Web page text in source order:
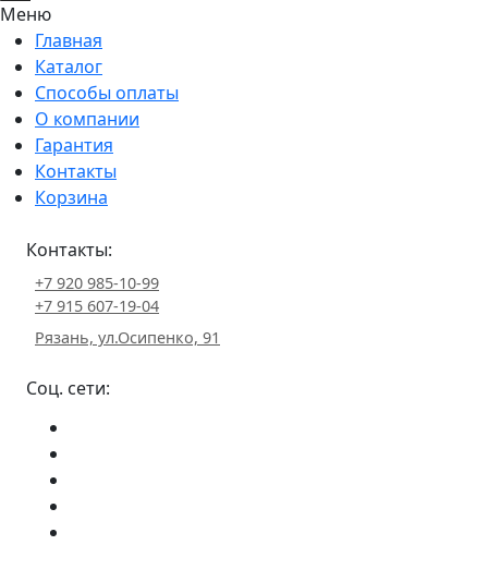
Меню
Главная
Каталог
Способы оплаты
О компании
Гарантия
Контакты
Корзина
Контакты:
+7 920 985-10-99
+7 915 607-19-04
Рязань, ул.Осипенко, 91
Соц. сети: